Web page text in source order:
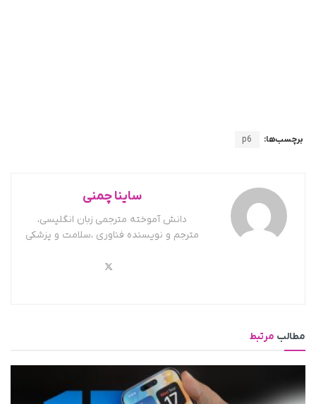
برچسب‌ها: p6
ساینا چمنی
دانش آموخته مترجمی زبان انگلیسی،
مترجم و نویسنده فناوری ،سلامت و پزشکی
مطالب مرتبط